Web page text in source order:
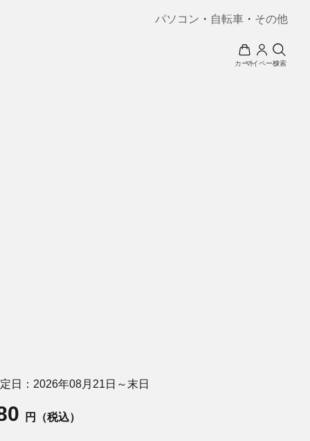
パソコン ・ 自転車 ・ その他
カートマイページ検索
日：2026年08月21日～末日
円（税込）